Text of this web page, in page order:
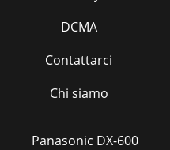
DCMA
Contattarci
Chi siamo
Panasonic DX-600